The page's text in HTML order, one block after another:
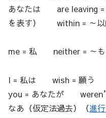
あなたは are leaving =
を表す） within = ～
me = 私 neither = ～
I = 私は wish = 願う
you = あなたが
なあ（仮定法過去）（進